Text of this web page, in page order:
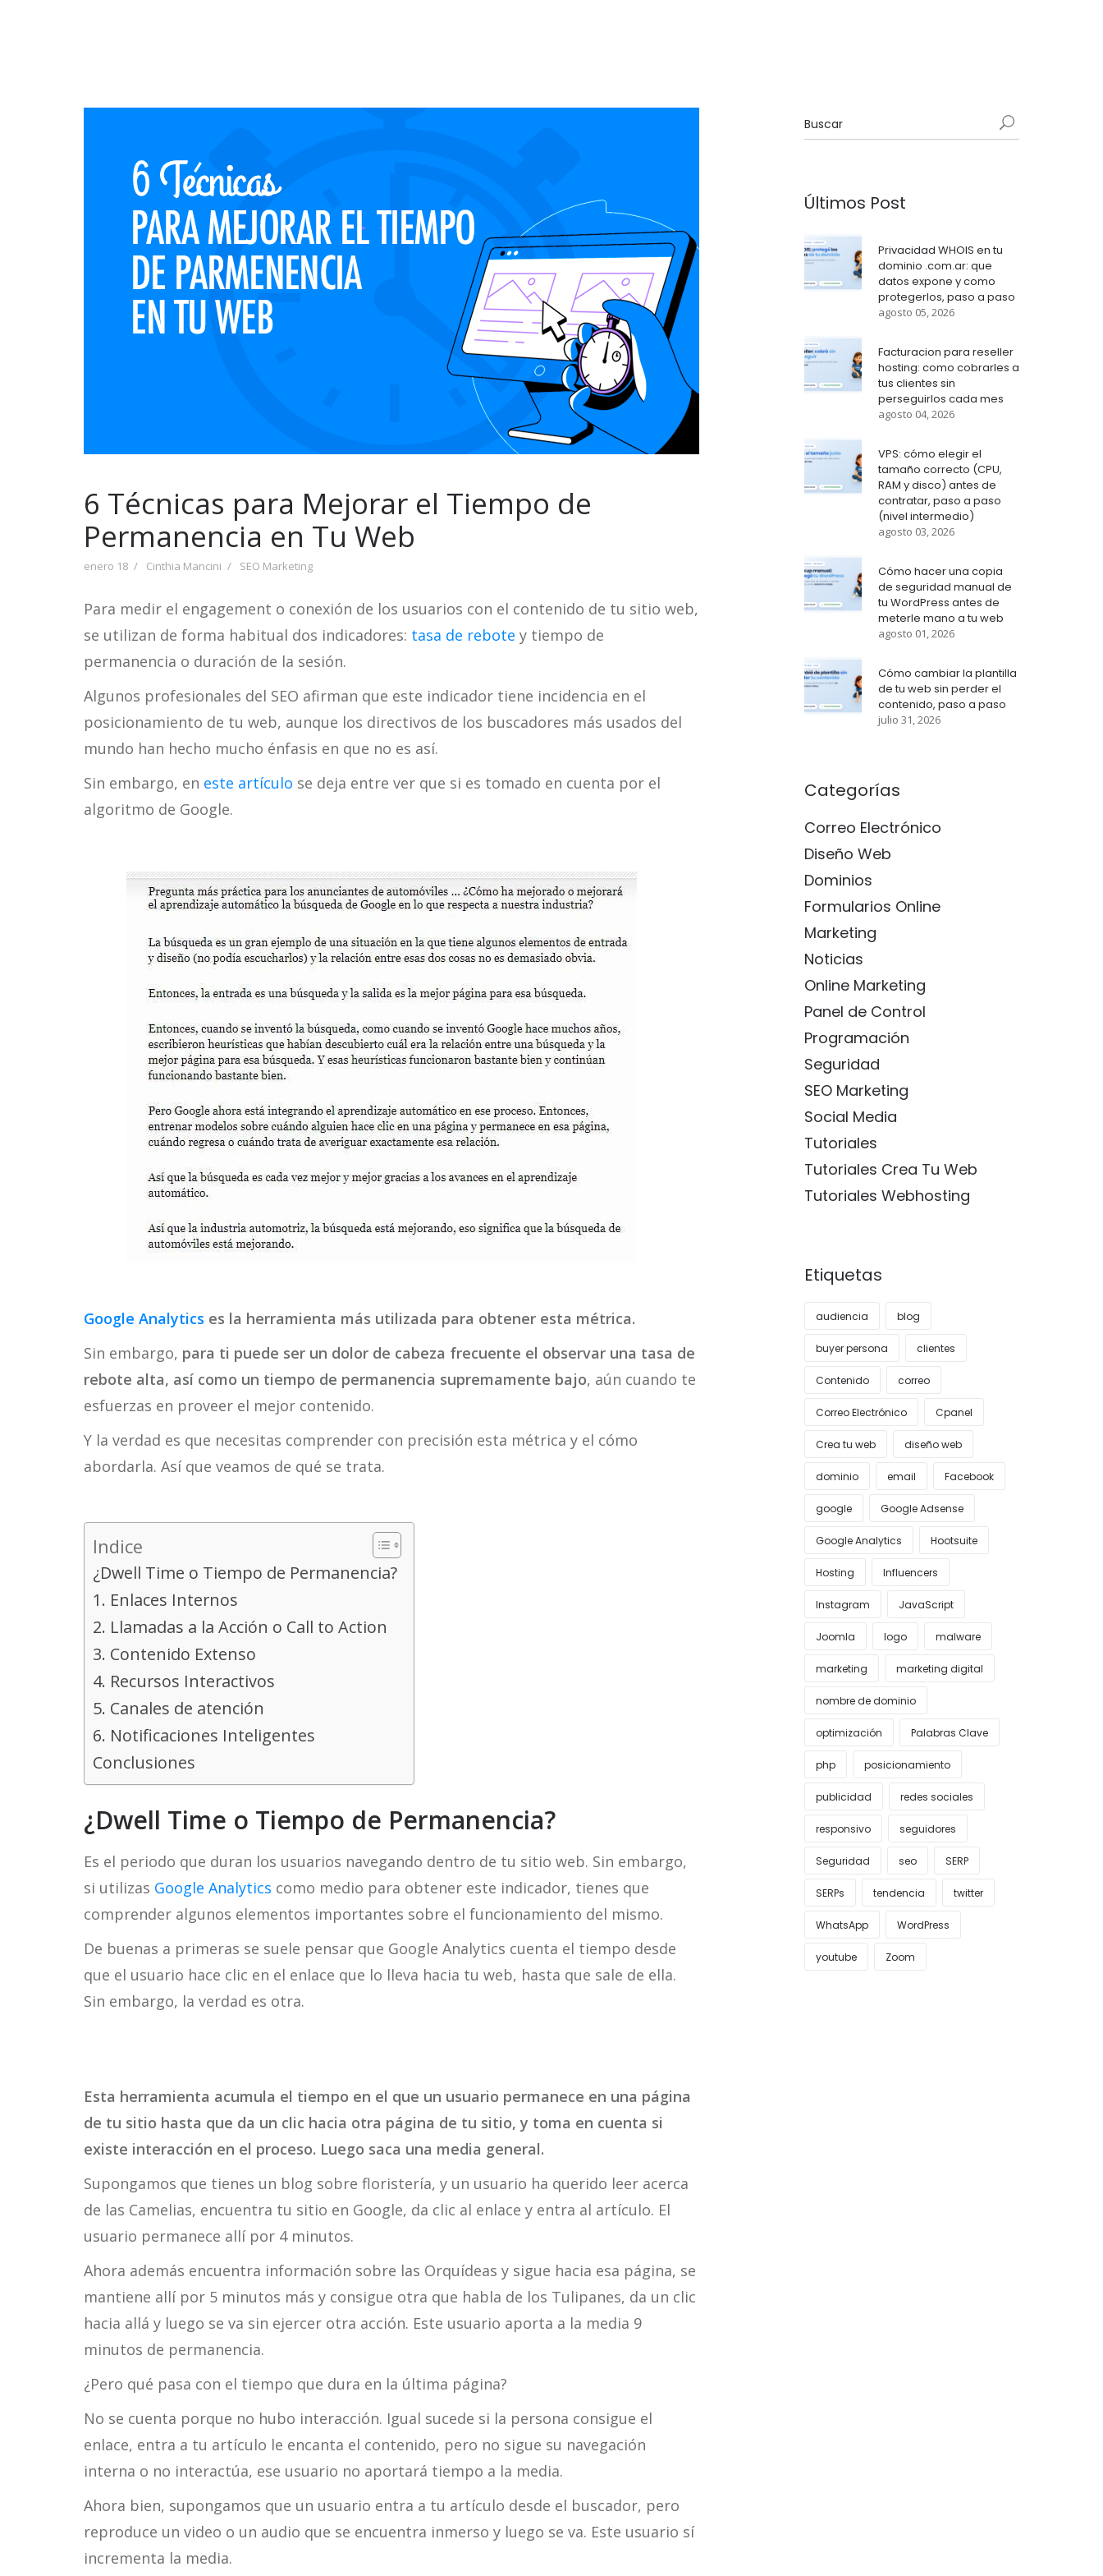
6 Técnicas para Mejorar el Tiempo de
Permanencia en Tu Web
enero 18 Cinthia Mancini SEO Marketing
Para medir el engagement o conexión de los usuarios con el contenido de tu sitio web,
se utilizan de forma habitual dos indicadores: tasa de rebote y tiempo de
permanencia o duración de la sesión.
Algunos profesionales del SEO afirman que este indicador tiene incidencia en el
posicionamiento de tu web, aunque los directivos de los buscadores más usados del
mundo han hecho mucho énfasis en que no es así.
Sin embargo, en este artículo se deja entre ver que si es tomado en cuenta por el
algoritmo de Google.
Google Analytics es la herramienta más utilizada para obtener esta métrica.
Sin embargo, para ti puede ser un dolor de cabeza frecuente el observar una tasa de
rebote alta, así como un tiempo de permanencia supremamente bajo, aún cuando te
esfuerzas en proveer el mejor contenido.
Y la verdad es que necesitas comprender con precisión esta métrica y el cómo
abordarla. Así que veamos de qué se trata.
Indice
¿Dwell Time o Tiempo de Permanencia?
1. Enlaces Internos
2. Llamadas a la Acción o Call to Action
3. Contenido Extenso
4. Recursos Interactivos
5. Canales de atención
6. Notificaciones Inteligentes
Conclusiones
¿Dwell Time o Tiempo de Permanencia?
Es el periodo que duran los usuarios navegando dentro de tu sitio web. Sin embargo,
si utilizas Google Analytics como medio para obtener este indicador, tienes que
comprender algunos elementos importantes sobre el funcionamiento del mismo.
De buenas a primeras se suele pensar que Google Analytics cuenta el tiempo desde
que el usuario hace clic en el enlace que lo lleva hacia tu web, hasta que sale de ella.
Sin embargo, la verdad es otra.
Esta herramienta acumula el tiempo en el que un usuario permanece en una página
de tu sitio hasta que da un clic hacia otra página de tu sitio, y toma en cuenta si
existe interacción en el proceso. Luego saca una media general.
Supongamos que tienes un blog sobre floristería, y un usuario ha querido leer acerca
de las Camelias, encuentra tu sitio en Google, da clic al enlace y entra al artículo. El
usuario permanece allí por 4 minutos.
Ahora además encuentra información sobre las Orquídeas y sigue hacia esa página, se
mantiene allí por 5 minutos más y consigue otra que habla de los Tulipanes, da un clic
hacia allá y luego se va sin ejercer otra acción. Este usuario aporta a la media 9
minutos de permanencia.
¿Pero qué pasa con el tiempo que dura en la última página?
No se cuenta porque no hubo interacción. Igual sucede si la persona consigue el
enlace, entra a tu artículo le encanta el contenido, pero no sigue su navegación
interna o no interactúa, ese usuario no aportará tiempo a la media.
Ahora bien, supongamos que un usuario entra a tu artículo desde el buscador, pero
reproduce un video o un audio que se encuentra inmerso y luego se va. Este usuario sí
incrementa la media.
Últimos Post
Privacidad WHOIS en tu
dominio .com.ar: que
datos expone y como
protegerlos, paso a paso
agosto 05, 2026
Facturacion para reseller
hosting: como cobrarles a
tus clientes sin
perseguirlos cada mes
agosto 04, 2026
VPS: cómo elegir el
tamaño correcto (CPU,
RAM y disco) antes de
contratar, paso a paso
(nivel intermedio)
agosto 03, 2026
Cómo hacer una copia
de seguridad manual de
tu WordPress antes de
meterle mano a tu web
agosto 01, 2026
Cómo cambiar la plantilla
de tu web sin perder el
contenido, paso a paso
julio 31, 2026
Categorías
Correo Electrónico
Diseño Web
Dominios
Formularios Online
Marketing
Noticias
Online Marketing
Panel de Control
Programación
Seguridad
SEO Marketing
Social Media
Tutoriales
Tutoriales Crea Tu Web
Tutoriales Webhosting
Etiquetas
audiencia blog
buyer persona clientes
Contenido correo
Correo Electrónico Cpanel
Crea tu web diseño web
dominio email Facebook
google Google Adsense
Google Analytics Hootsuite
Hosting Influencers
Instagram JavaScript
Joomla logo malware
marketing marketing digital
nombre de dominio
optimización Palabras Clave
php posicionamiento
publicidad redes sociales
responsivo seguidores
Seguridad seo SERP
SERPs tendencia twitter
WhatsApp WordPress
youtube Zoom